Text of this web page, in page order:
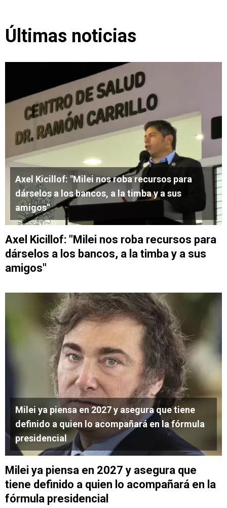
Últimas noticias
Axel Kicillof: "Milei nos roba recursos para
dárselos a los bancos, a la timba y a sus
amigos"
Axel Kicillof: "Milei nos roba recursos para
dárselos a los bancos, a la timba y a sus
amigos"
Milei ya piensa en 2027 y asegura que tiene
definido a quien lo acompañará en la fórmula
presidencial
Milei ya piensa en 2027 y asegura que
tiene definido a quien lo acompañará en la
fórmula presidencial